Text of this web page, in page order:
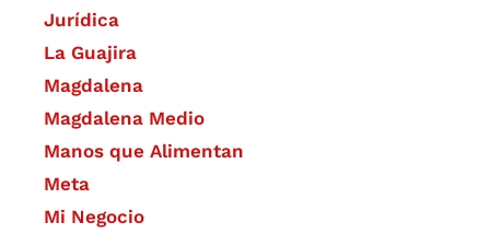
Jurídica
La Guajira
Magdalena
Magdalena Medio
Manos que Alimentan
Meta
Mi Negocio